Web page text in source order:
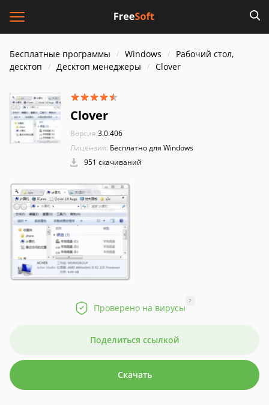
Бесплатные программы Windows
Рабочий стол,
десктоп
Десктоп менеджеры Clover
Clover
Версия:3.0.406
Лицензия: Бесплатно для Windows
951 скачиваний
Проверено на вирусы
?
Поделиться ссылкой
Скачать